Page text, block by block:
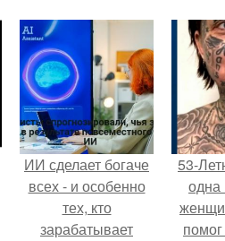
ИИ сделает богаче
всех - и особенно
тех, кто
зарабатывает
53-
одна